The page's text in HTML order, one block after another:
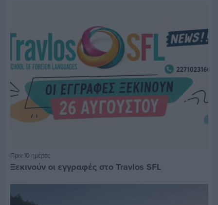
Πριν 10 ημέρες
Ξεκινούν οι εγγραφές στο Travlos SFL